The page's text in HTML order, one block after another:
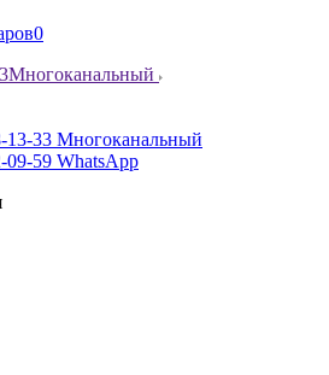
0
Многоканальный
13-33 Многоканальный
09-59 WhatsApp